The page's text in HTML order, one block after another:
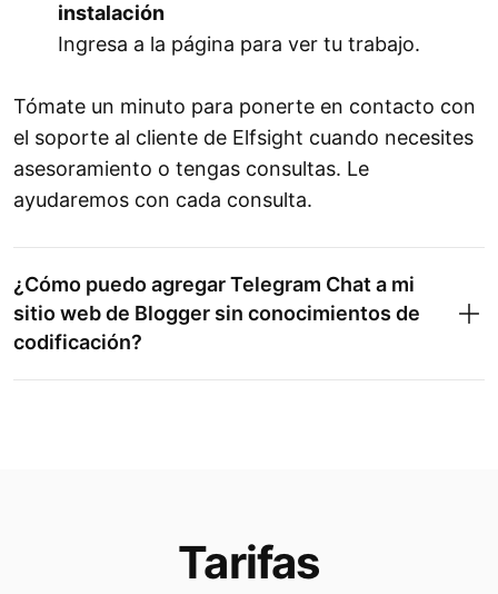
instalación
Ingresa a la página para ver tu trabajo.
Tómate un minuto para ponerte en contacto con
el soporte al cliente de Elfsight cuando necesites
asesoramiento o tengas consultas. Le
ayudaremos con cada consulta.
¿Cómo puedo agregar Telegram Chat a mi
sitio web de Blogger sin conocimientos de
codificación?
Tarifas